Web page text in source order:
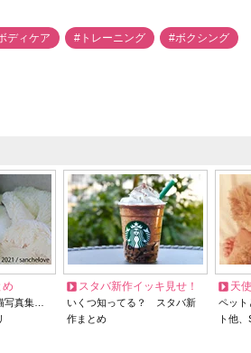
ディケア #トレーニング #ボクシング
め
写真集…
スタバ新作イッキ見せ！
いくつ知ってる？ スタバ新
作まとめ
天
ペット
ト他